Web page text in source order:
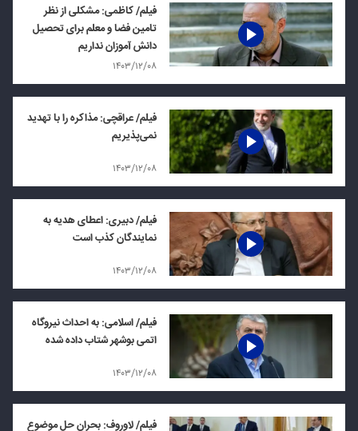
فیلم/ کاظمی: مشکلی از نظر
تامین فضا و معلم برای تحصیل
دانش آموزان نداریم
۱۴۰۳/۱۲/۰۸
فیلم/ عراقچی: مذاکره را با تهدید
نمی‌پذیریم
۱۴۰۳/۱۲/۰۸
فیلم/ دبیری: اعطای هدیه به
نمایندگان کذب است
۱۴۰۳/۱۲/۰۸
فیلم/ اسلامی: به احداث نیروگاه
اتمی بوشهر شتاب داده شده
۱۴۰۳/۱۲/۰۸
فیلم/ لاوروف: بحران حل موضوع